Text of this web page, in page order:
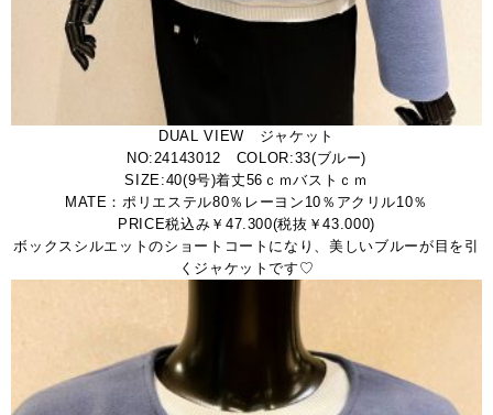
DUAL VIEW ジャケット
NO:24143012 COLOR:33(ブルー)
SIZE:40(9号)着丈56ｃｍバストｃｍ
MATE：ポリエステル80％レーヨン10％アクリル10％
PRICE税込み￥47.300(税抜￥43.000)
ボックスシルエットのショートコートになり、美しいブルーが目を引
くジャケットです♡